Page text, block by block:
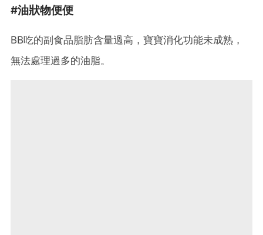
#油狀物便便
BB吃的副食品脂肪含量過高，寶寶消化功能未成熟，
無法處理過多的油脂。